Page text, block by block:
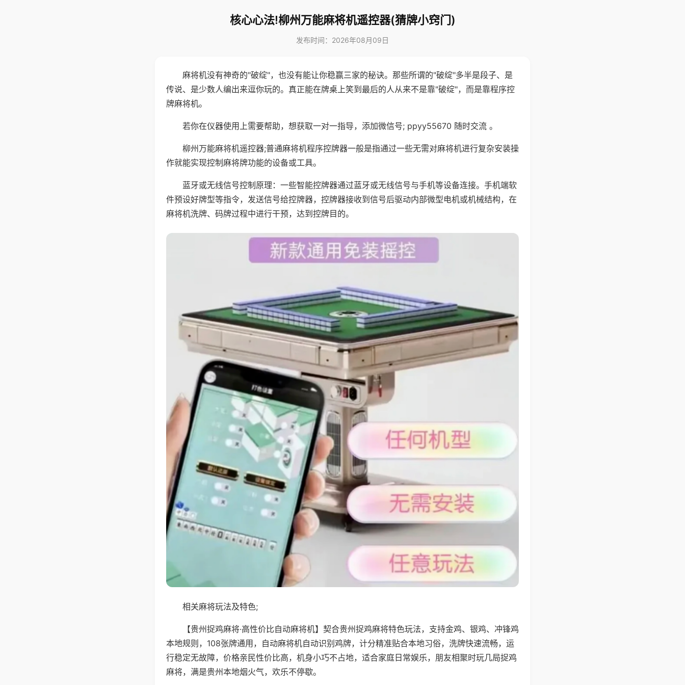
核心心法!柳州万能麻将机遥控器(猜牌小窍门)
发布时间：2026年08月09日
麻将机没有神奇的"破绽"，也没有能让你稳赢三家的秘诀。那些所谓的"破绽"多半是段子、是
传说、是少数人编出来逗你玩的。真正能在牌桌上笑到最后的人从来不是靠"破绽"，而是靠程序控
牌麻将机。
若你在仪器使用上需要帮助，想获取一对一指导，添加微信号; ppyy55670 随时交流 。
柳州万能麻将机遥控器;普通麻将机程序控牌器一般是指通过一些无需对麻将机进行复杂安装操
作就能实现控制麻将牌功能的设备或工具。
蓝牙或无线信号控制原理：一些智能控牌器通过蓝牙或无线信号与手机等设备连接。手机端软
件预设好牌型等指令，发送信号给控牌器，控牌器接收到信号后驱动内部微型电机或机械结构，在
麻将机洗牌、码牌过程中进行干预，达到控牌目的。
相关麻将玩法及特色;
【贵州捉鸡麻将·高性价比自动麻将机】契合贵州捉鸡麻将特色玩法，支持金鸡、银鸡、冲锋鸡
本地规则，108张牌通用，自动麻将机自动识别鸡牌，计分精准贴合本地习俗，洗牌快速流畅，运
行稳定无故障，价格亲民性价比高，机身小巧不占地，适合家庭日常娱乐，朋友相聚时玩几局捉鸡
麻将，满是贵州本地烟火气，欢乐不停歇。